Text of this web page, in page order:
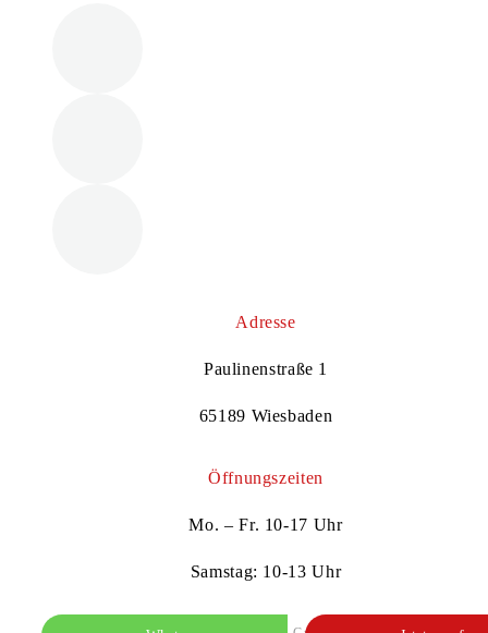
Adresse
Paulinenstraße 1
65189 Wiesbaden
Öffnungszeiten
Mo. – Fr. 10-17 Uhr
Samstag: 10-13 Uhr